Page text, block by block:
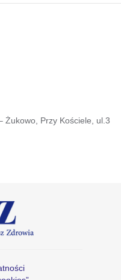
Żukowo, Przy Kościele, ul.3